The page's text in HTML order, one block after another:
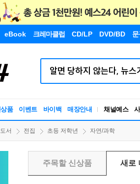
eBook 크레마클럽 CD/LP DVD/BD
품 이벤트 바이백 매장안내 채널예스
서 전집 초등 저학년 자연/과학
주목할 신상품 새로